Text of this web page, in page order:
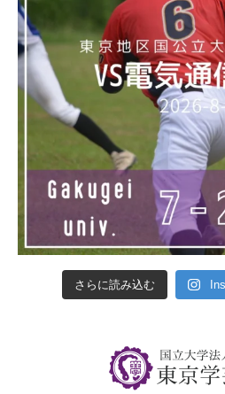
さらに読み込む